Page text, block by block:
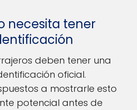
necesita tener
deben tener una
oficial.
a mostrarle esto
potencial antes de